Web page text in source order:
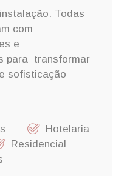
Todas
com
e
para transformar
sofisticação
Hotelaria
Residencial